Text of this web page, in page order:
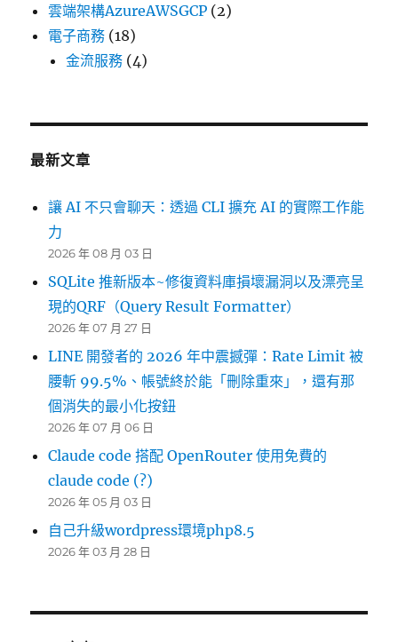
雲端架構AzureAWSGCP (2)
電子商務 (18)
金流服務 (4)
最新文章
讓 AI 不只會聊天：透過 CLI 擴充 AI 的實際工作能
力
2026 年 08 月 03 日
SQLite 推新版本~修復資料庫損壞漏洞以及漂亮呈
現的QRF（Query Result Formatter）
2026 年 07 月 27 日
LINE 開發者的 2026 年中震撼彈：Rate Limit 被
腰斬 99.5%、帳號終於能「刪除重來」，還有那
個消失的最小化按鈕
2026 年 07 月 06 日
Claude code 搭配 OpenRouter 使用免費的
claude code (?)
2026 年 05 月 03 日
自己升級wordpress環境php8.5
2026 年 03 月 28 日